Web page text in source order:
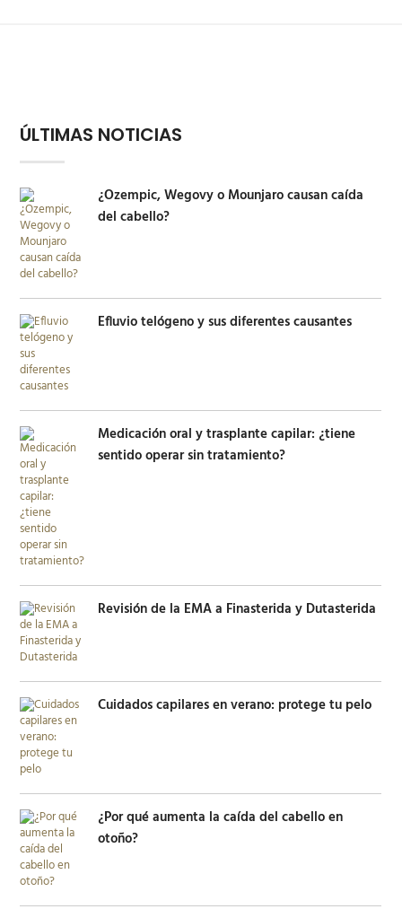
ÚLTIMAS NOTICIAS
¿Ozempic, Wegovy o Mounjaro causan caída
del cabello?
Efluvio telógeno y sus diferentes causantes
Medicación oral y trasplante capilar: ¿tiene
sentido operar sin tratamiento?
Revisión de la EMA a Finasterida y Dutasterida
Cuidados capilares en verano: protege tu pelo
¿Por qué aumenta la caída del cabello en
otoño?